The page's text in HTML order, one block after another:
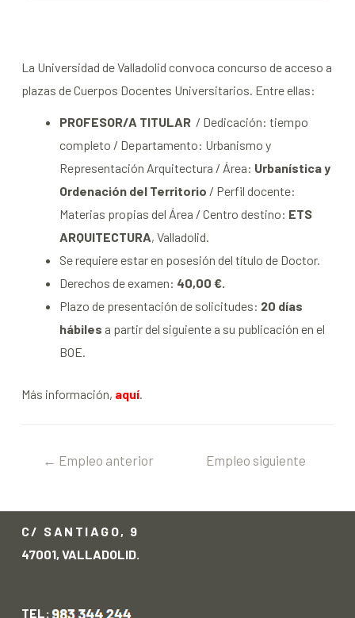
La Universidad de Valladolid convoca concurso de acceso a
plazas de Cuerpos Docentes Universitarios. Entre ellas:
PROFESOR/A TITULAR / Dedicación: tiempo
completo / Departamento: Urbanismo y
Representación Arquitectura / Área: Urbanística y
Ordenación del Territorio / Perfil docente:
Materias propias del Área / Centro destino: ETS
ARQUITECTURA, Valladolid.
Se requiere estar en posesión del título de Doctor.
Derechos de examen: 40,00 €.
Plazo de presentación de solicitudes: 20 días
hábiles a partir del siguiente a su publicación en el
BOE.
Más información, aquí.
← Empleo anterior
Empleo siguiente
C/ SANTIAGO, 9
47001, VALLADOLID.
TEL: